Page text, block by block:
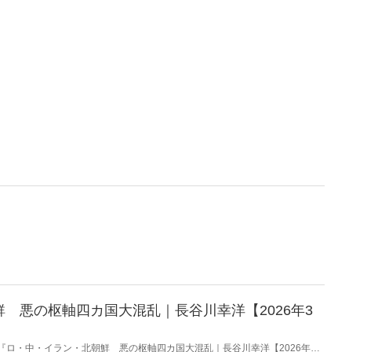
悪の枢軸四カ国大混乱｜長谷川幸洋【2026年3
ロ・中・イラン・北朝鮮 悪の枢軸四カ国大混乱｜長谷川幸洋【2026年3